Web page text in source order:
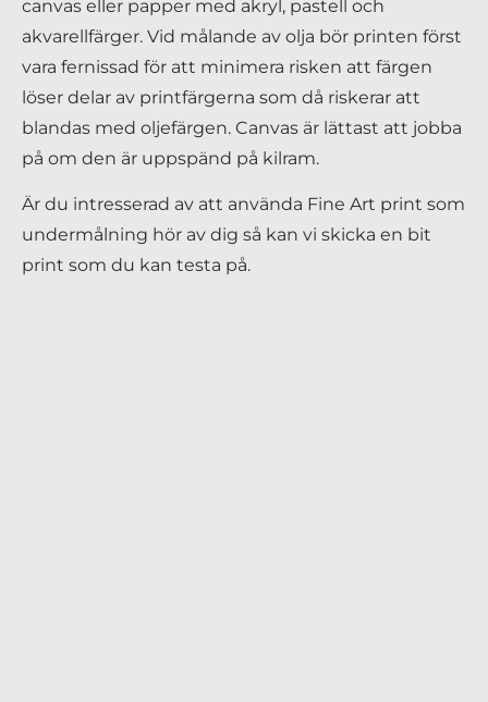
canvas eller papper med akryl, pastell och
akvarellfärger. Vid målande av olja bör printen först
vara fernissad för att minimera risken att färgen
löser delar av printfärgerna som då riskerar att
blandas med oljefärgen. Canvas är lättast att jobba
på om den är uppspänd på kilram.
Är du intresserad av att använda Fine Art print som
undermålning hör av dig så kan vi skicka en bit
print som du kan testa på.